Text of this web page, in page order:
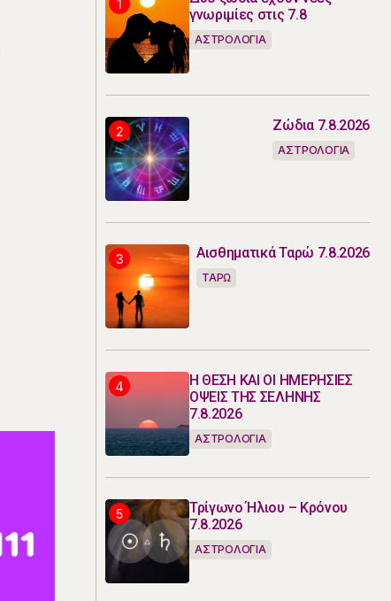
γνωριμίες στις 7.8
ΑΣΤΡΟΛΟΓΙΑ
Ζώδια 7.8.2026
ΑΣΤΡΟΛΟΓΙΑ
Αισθηματικά Ταρώ 7.8.2026
ΤΑΡΩ
Η ΘΕΣΗ ΚΑΙ ΟΙ ΗΜΕΡΗΣΙΕΣ
ΟΨΕΙΣ ΤΗΣ ΣΕΛΗΝΗΣ
7.8.2026
ΑΣΤΡΟΛΟΓΙΑ
Τρίγωνο Ήλιου – Κρόνου
7.8.2026
ΑΣΤΡΟΛΟΓΙΑ